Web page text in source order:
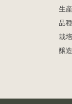
生
品種
栽培
醸